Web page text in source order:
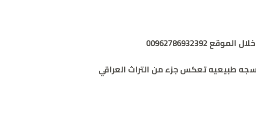
00962786932392
طبيعيه تعكس جزء من التراث العراقي